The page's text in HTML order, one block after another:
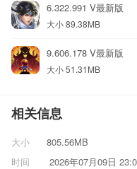
6.322.991 V最新版
大小 89.38MB
9.606.178 V最新版
大小 51.31MB
相关信息
大小
805.56MB
时间
2026年07月09日